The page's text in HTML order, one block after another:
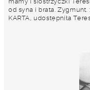
od syna i brata. Zygmunt.
KARTA, udostępniła